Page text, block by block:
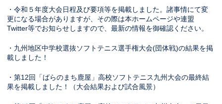
・令和５年度大会日程及び要項等を掲載しました。諸事情にて変
更になる場合がありますが、その際は本ホームページや連盟
Twitter等でお知らせしますので、最新の情報を御確認ください。
・九州地区中学校選抜ソフトテニス選手権大会(団体戦)の結果を掲
載しました！
・第12回「ばらのまち鹿屋」高校ソフトテニス九州大会の最終結
果を掲載しました！（大会結果および試合風景）